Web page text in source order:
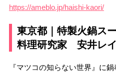
https://ameblo.jp/haishi-kaori/
東京都｜特製火鍋ス
料理研究家 安井レイ
『マツコの知らない世界』に